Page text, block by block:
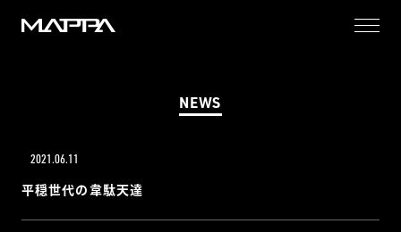
MAPPA
NEWS
2021.06.11
平穏世代の韋駄天達